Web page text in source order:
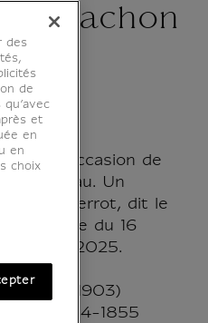
à l'occasion de
Watteau. Un
Pierrot, dit le
du Louvre du 16
février 2025.
(1825-1903)
1854-1855
des
de
et
en
en
choix